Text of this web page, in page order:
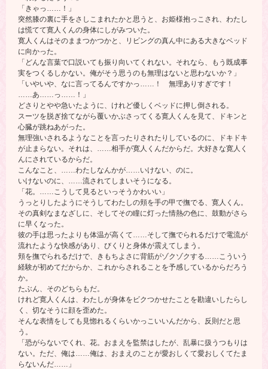
「きゃっ……！」
突然膝の裏に手をさしこまれたかと思うと、お姫様抱っこされ、わたし
は慌てて寛人くんの身体にしがみついた。
寛人くんはそのままつかつかと、リビングの真ん中にある大きなベッド
に向かった。
「どんな言葉で口説いても振り向いてくれない。それなら、もう既成事
実をつくるしかない。俺がそう思うのも無理はないと思わないか？」
「いやいや、なに言ってるんですかっ……！ 無理ありすぎです！
……あ……っ……！」
どさりとやや急いたように、けれど優しくベッドに押し倒される。
スーツを脱ぎ捨てながら覆いかぶさってくる寛人くんを見て、ドキンと
心臓が跳ねあがった。
無理強いされるようなことを言ったりされたりしているのに、ドキドキ
が止まらない。それは、……相手が寛人くんだからだ。大好きな寛人く
んにされているからだ。
こんなこと、……わたしなんかが……いけない、のに。
いけないのに、……流されてしまいそうになる。
「花。……こうして見るといっそうかわいい」
うっとりしたようにそうしてわたしの頬を手の甲で撫でる、寛人くん。
その真剣なまなざしに、そしてその瞳に灯った情熱の色に、鼓動がさら
に早くなった。
彼の手は思ったよりも体温が高くて……そして撫でられるだけで電流が
流れたような快感があり、びくりと身体が震えてしまう。
頬を撫でられるだけで、きもちよさに背筋がゾクゾクする……こういう
経験が初めてだからか、これからされることを予感しているからだろう
か。
たぶん、そのどちらもだ。
けれど寛人くんは、わたしが身体をビクつかせたことを勘違いしたらし
く、切なそうに顔を歪めた。
そんな表情をしても見惚れるくらいかっこいいんだから、反則だと思
う。
「恐がらないでくれ、花。おまえを監禁はしたが、乱暴に扱うつもりは
ない。ただ、俺は……俺は、おまえのことが愛おしくて愛おしくてたま
らないんだ……」